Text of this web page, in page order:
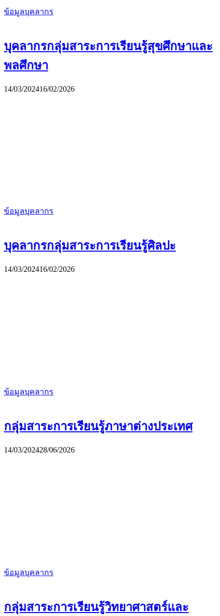
ข้อมูลบุคลากร
บุคลากรกลุ่มสาระการเรียนรู้สุขศึกษาและ
พลศึกษา
14/03/202416/02/2026
ข้อมูลบุคลากร
บุคลากรกลุ่มสาระการเรียนรู้ศิลปะ
14/03/202416/02/2026
ข้อมูลบุคลากร
กลุ่มสาระการเรียนรู้ภาษาต่างประเทศ
14/03/202428/06/2026
ข้อมูลบุคลากร
กลุ่มสาระการเรียนรู้วิทยาศาสตร์และ